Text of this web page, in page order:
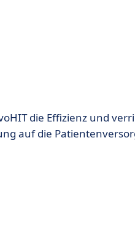
die Effizienz und
auf die